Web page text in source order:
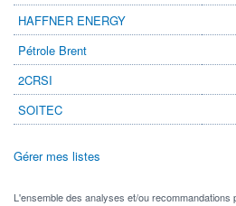
HAFFNER ENERGY
Pétrole Brent
2CRSI
SOITEC
Gérer mes listes
L'ensemble des analyses et/ou